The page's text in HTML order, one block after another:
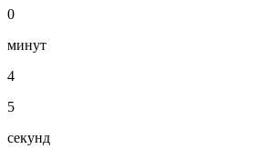
0
минут
4
5
секунд